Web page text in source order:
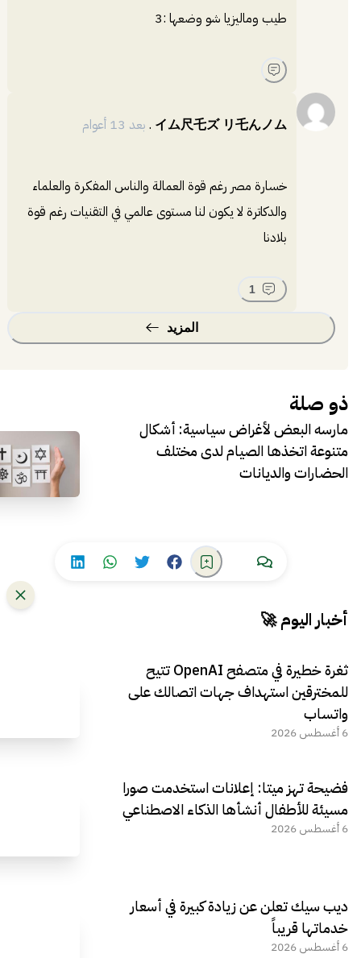
طيب وماليزيا شو وضعها :3
イム尺乇ズ リ乇んノム
. بعد 13 أعوام
خسارة مصر رغم قوة العمالة والناس المفكرة والعلماء
والدكاترة لا يكون لنا مستوى عالمي في التقنيات رغم قوة
بلادنا
1
المزيد
ذو صلة
مارسه البعض لأغراض سياسية: أشكال
متنوعة اتخذها الصيام لدى مختلف
الحضارات والديانات
أخبار اليوم 🚀
ثغرة خطيرة في متصفح OpenAI تتيح
للمخترقين استهداف جهات اتصالك على
واتساب
6 أغسطس 2026
فضيحة تهز ميتا: إعلانات استخدمت صورا
مسيئة للأطفال أنشأها الذكاء الاصطناعي
6 أغسطس 2026
ديب سيك تعلن عن زيادة كبيرة في أسعار
خدماتها قريباً
6 أغسطس 2026